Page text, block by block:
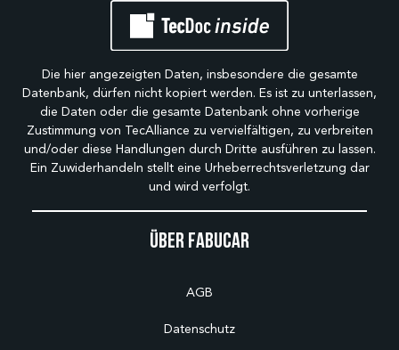
Über Fabucar
AGB
Datenschutz
Die hier angezeigten Daten, insbesondere die gesamte
Datenbank, dürfen nicht kopiert werden. Es ist zu unterlassen,
die Daten oder die gesamte Datenbank ohne vorherige
Zustimmung von TecAlliance zu vervielfältigen, zu verbreiten
und/oder diese Handlungen durch Dritte ausführen zu lassen.
Ein Zuwiderhandeln stellt eine Urheberrechtsverletzung dar
und wird verfolgt.